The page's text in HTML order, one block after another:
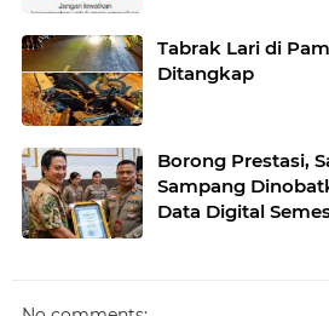
Tabrak Lari di
Ditangkap
Borong Prestasi,
Sampang
Data Digital